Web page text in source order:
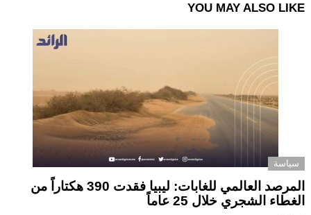
YOU MAY ALSO LIKE
سياسة
المرصد العالمي للغابات: ليبيا فقدت 390 هكتاراً من
الغطاء الشجري خلال 25 عاماً